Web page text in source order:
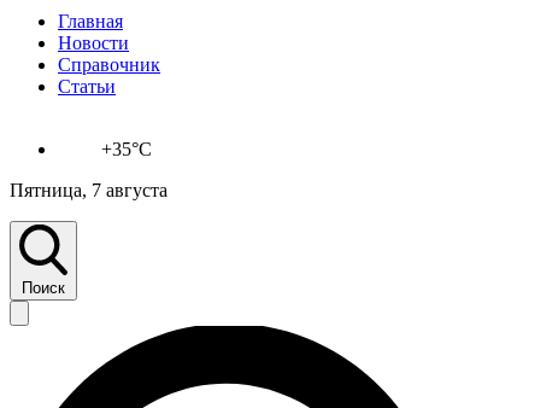
Главная
Новости
Справочник
Статьи
+35°C
Пятница, 7 августа
Поиск